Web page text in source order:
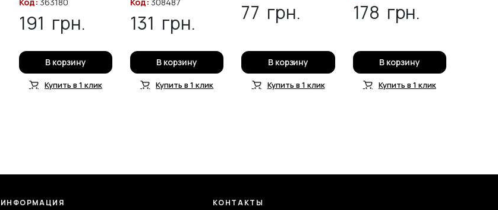
191 грн.
В корзину
Купить в 1 клик
131 грн.
В корзину
Купить в 1 клик
77 грн.
В корзину
Купить в 1 клик
178 грн.
В корзину
Купить в 1 клик
ИНФОРМАЦИЯ КОНТАКТЫ